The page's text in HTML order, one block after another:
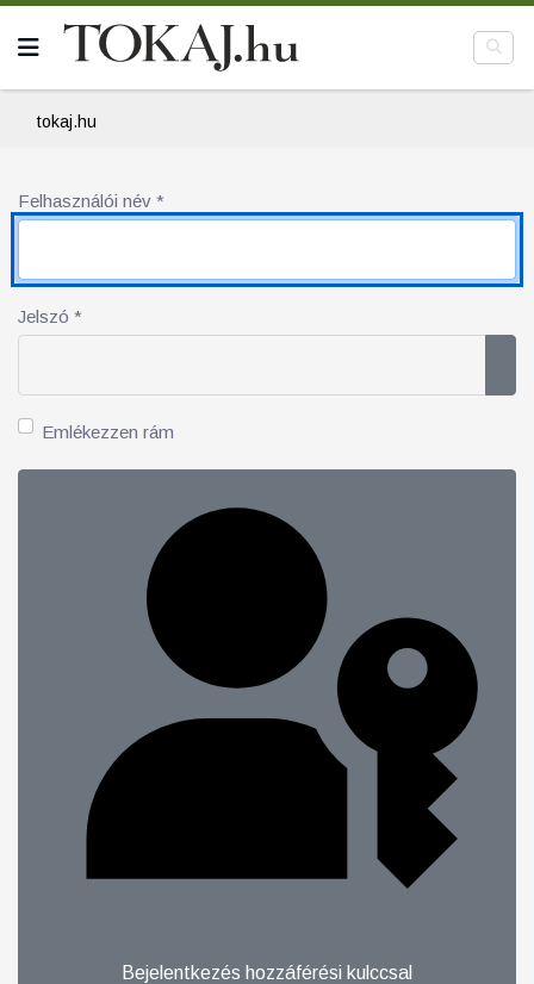
tokaj.hu
Felhasználói név *
Jelszó *
Emlékezzen rám
Bejelentkezés hozzáférési kulccsal